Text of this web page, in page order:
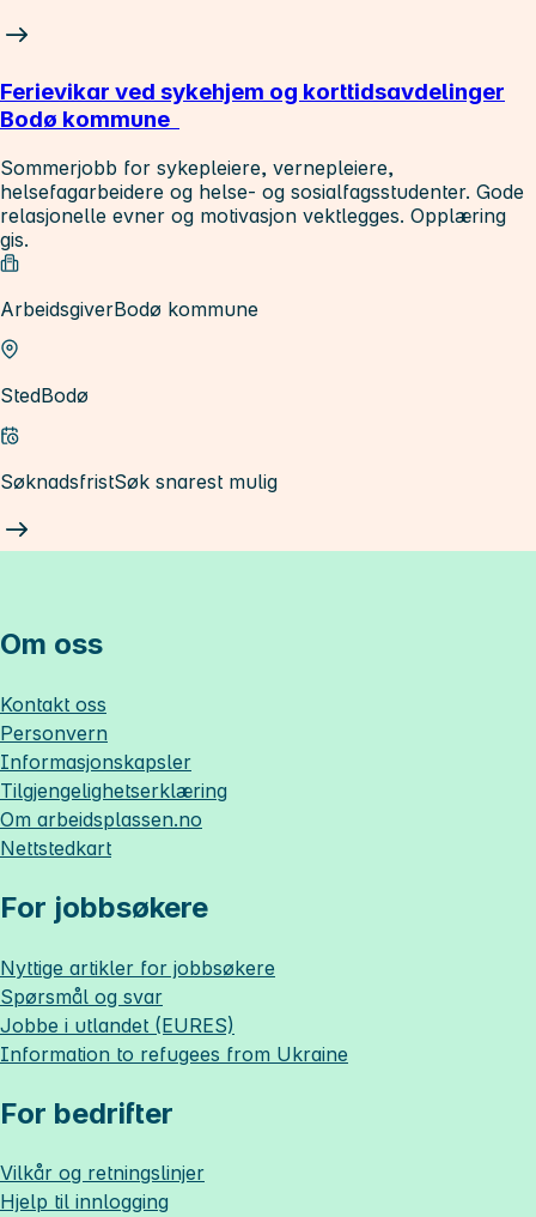
Ferievikar ved sykehjem og korttidsavdelinger
Bodø kommune
Sommerjobb for sykepleiere, vernepleiere,
helsefagarbeidere og helse- og sosialfagsstudenter. Gode
relasjonelle evner og motivasjon vektlegges. Opplæring
gis.
ArbeidsgiverBodø kommune
StedBodø
SøknadsfristSøk snarest mulig
Om oss
Kontakt oss
Personvern
Informasjonskapsler
Tilgjengelighetserklæring
Om arbeidsplassen.no
Nettstedkart
For jobbsøkere
Nyttige artikler for jobbsøkere
Spørsmål og svar
Jobbe i utlandet (EURES)
Information to refugees from Ukraine
For bedrifter
Vilkår og retningslinjer
Hjelp til innlogging